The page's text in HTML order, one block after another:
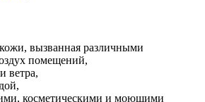
вызванная различными
помещений,
ветра,
косметическими и моющими